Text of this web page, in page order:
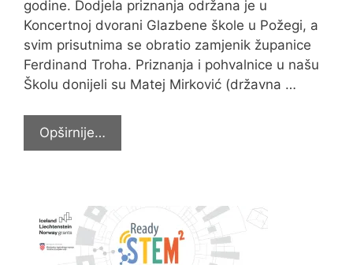
godine. Dodjela priznanja održana je u
Koncertnoj dvorani Glazbene škole u Požegi, a
svim prisutnima se obratio zamjenik županice
Ferdinand Troha. Priznanja i pohvalnice u našu
Školu donijeli su Matej Mirković (državna …
Opširnije…
slavonska
najbolje
učenike